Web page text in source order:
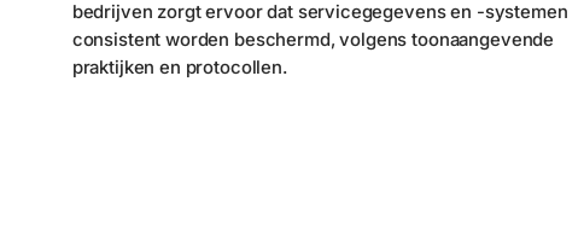
bedrijven zorgt ervoor dat servicegegevens en -systemen
consistent worden beschermd, volgens toonaangevende
praktijken en protocollen.